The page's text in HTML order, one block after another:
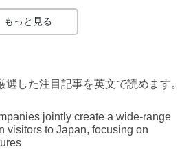
もっと見る
選した注目記事を英文で読めます。
jointly create a wide-range
visitors to Japan, focusing on